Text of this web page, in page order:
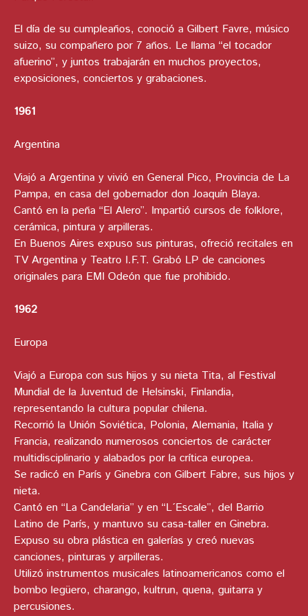
El día de su cumpleaños, conoció a Gilbert Favre, músico
suizo, su compañero por 7 años. Le llama “el tocador
afuerino”, y juntos trabajarán en muchos proyectos,
exposiciones, conciertos y grabaciones.
1961
Argentina
Viajó a Argentina y vivió en General Pico, Provincia de La
Pampa, en casa del gobernador don Joaquín Blaya.
Cantó en la peña “El Alero”. Impartió cursos de folklore,
cerámica, pintura y arpilleras.
En Buenos Aires expuso sus pinturas, ofreció recitales en
TV Argentina y Teatro I.F.T. Grabó LP de canciones
originales para EMI Odeón que fue prohibido.
1962
Europa
Viajó a Europa con sus hijos y su nieta Tita, al Festival
Mundial de la Juventud de Helsinski, Finlandia,
representando la cultura popular chilena.
Recorrió la Unión Soviética, Polonia, Alemania, Italia y
Francia, realizando numerosos conciertos de carácter
multidisciplinario y alabados por la crítica europea.
Se radicó en París y Ginebra con Gilbert Fabre, sus hijos y
nieta.
Cantó en “La Candelaria” y en “L´Escale”, del Barrio
Latino de París, y mantuvo su casa-taller en Ginebra.
Expuso su obra plástica en galerías y creó nuevas
canciones, pinturas y arpilleras.
Utilizó instrumentos musicales latinoamericanos como el
bombo legüero, charango, kultrun, quena, guitarra y
percusiones.